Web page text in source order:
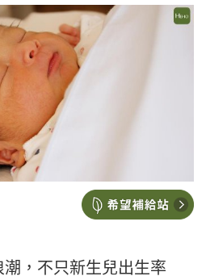
，不只新生兒出生率